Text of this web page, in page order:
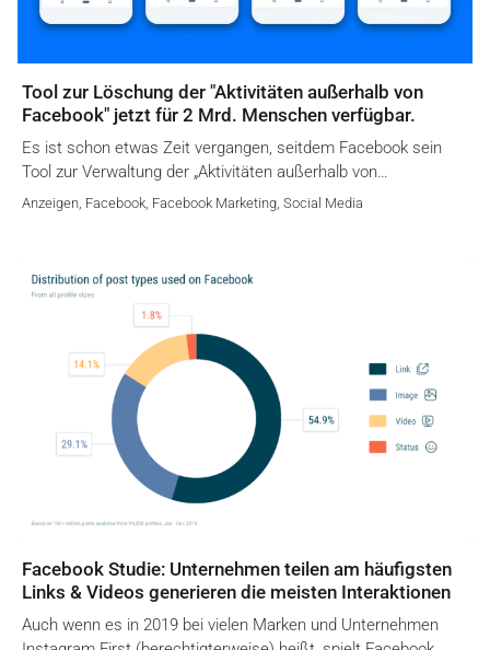
Tool zur Löschung der "Aktivitäten außerhalb von
Facebook" jetzt für 2 Mrd. Menschen verfügbar.
Es ist schon etwas Zeit vergangen, seitdem Facebook sein
Tool zur Verwaltung der „Aktivitäten außerhalb von…
Anzeigen Facebook Facebook Marketing Social Media
Facebook Studie: Unternehmen teilen am häufigsten
Links & Videos generieren die meisten Interaktionen
Auch wenn es in 2019 bei vielen Marken und Unternehmen